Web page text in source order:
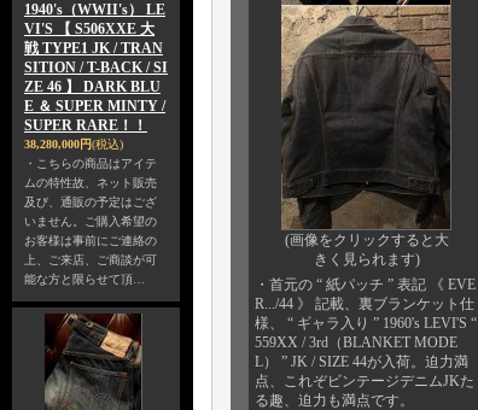
1940's（WWII's） LE
VI'S 【 S506XXE 大
戦 TYPE1 JK / TRAN
SITION / T-BACK / SI
ZE 46 】 DARK BLU
E ＆ SUPER MINTY /
SUPER RARE！！
38,280,000円(税込)
・こちらの商品はアイテ
ムの特性故、ネット販売
及び、通販の予定はござ
いません。ご購入希望の
お客様は事前にご連絡の
上、ご来店、ご商談が可
能な方と限らせて頂…
(画像をクリックすると大
きく見られます)
・首元の “ 紙パッチ ” 表記 《 EVE
R.../44 》 記載、裏ブランケット仕
様、 “ ギャラ入り ” 1960's LEVI'S “
559XX / 3rd（BLANKET MODE
L） ” JK / SIZE 44が入荷。迫力満
点、これぞビンテージデニムJKた
る趣、迫力も満点です。